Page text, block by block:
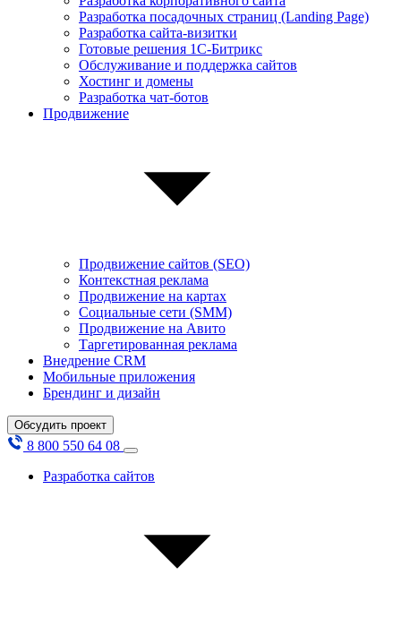
Разработка посадочных страниц (Landing Page)
Разработка сайта-визитки
Готовые решения 1С-Битрикс
Обслуживание и поддержка сайтов
Хостинг и домены
Разработка чат-ботов
Продвижение
Продвижение сайтов (SEO)
Контекстная реклама
Продвижение на картах
Социальные сети (SMM)
Продвижение на Авито
Таргетированная реклама
Внедрение CRM
Мобильные приложения
Брендинг и дизайн
Обсудить проект
8 800 550 64 08
Разработка сайтов